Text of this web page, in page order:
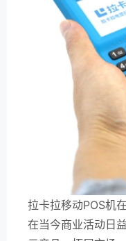
拉卡拉移动POS机
在当今商业活动日